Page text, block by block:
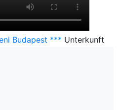
Budapest *** Unterkunft